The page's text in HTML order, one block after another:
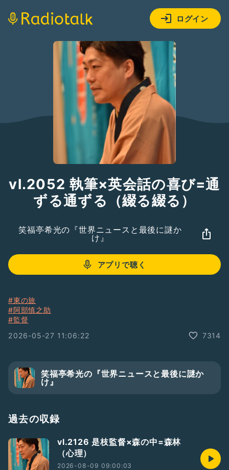
ログイン
vl.2052 執筆×英会話の喜び=通
ずる通ずる（綴る綴る）
笑福亭希光の『世界ニュースと最後に謎か
け』
アプリで聴く
#東の旅
#阿部慎之助
#監督
2026-05-27 11:06:22
7314
笑福亭希光の『世界ニュースと最後に謎か
け』
過去の収録
vl.2126 是枝監督×森の中=森林
（心理）
2026-08-09 09:00:03